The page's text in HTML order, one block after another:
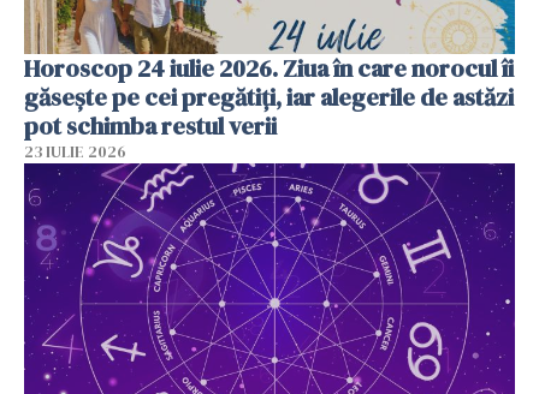
Horoscop 24 iulie 2026. Ziua în care norocul îi
găsește pe cei pregătiți, iar alegerile de astăzi
pot schimba restul verii
23 IULIE 2026